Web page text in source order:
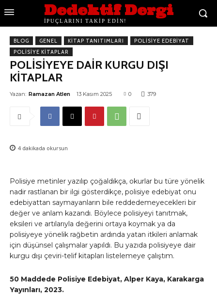
Dedektif Dergi
İPUÇLARINI TAKİP EDİN!
BLOG GENEL KITAP TANITIMLARI
POLISIYE EDEBIYAT
POLISIYE KITAPLAR
POLİSİYEYE DAİR KURGU DIŞI
KİTAPLAR
Yazan: Ramazan Atlen 13 Kasım 2025 0 379
4 dakikada okursun
Polisiye metinler yazılıp çoğaldıkça, okurlar bu türe yönelik
nadir rastlanan bir ilgi gösterdikçe, polisiye edebiyat onu
edebiyattan saymayanların bile reddedemeyecekleri bir
değer ve anlam kazandı. Böylece polisiyeyi tanıtmak,
eksileri ve artılarıyla değerini ortaya koymak ya da
polisiyeye yönelik rağbetin ardında yatan itkileri anlamak
için düşünsel çalışmalar yapıldı. Bu yazıda polisiyeye dair
kurgu dışı çeviri-telif kitapları listelemeye çalıştım.
50 Maddede Polisiye Edebiyat, Alper Kaya, Karakarga
Yayınları, 2023.